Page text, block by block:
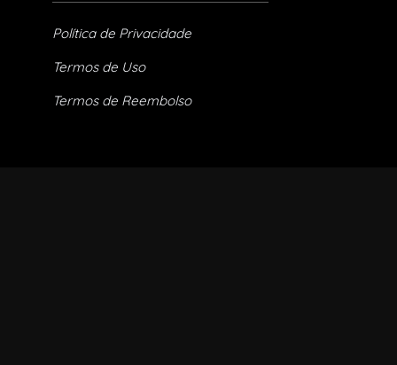
Política de Privacidade
Termos de Uso
Termos de Reembolso